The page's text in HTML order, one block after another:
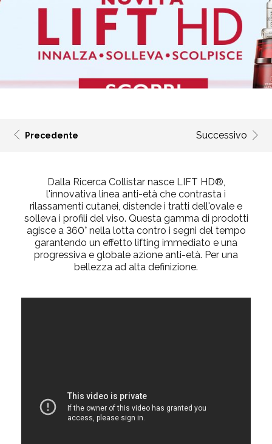
Precedente Successivo
Dalla Ricerca Collistar nasce LIFT HD®,
l'innovativa linea anti-età che contrasta i
rilassamenti cutanei, distende i tratti dell'ovale e
solleva i profili del viso. Questa gamma di prodotti
agisce a 360° nella lotta contro i segni del tempo
garantendo un effetto lifting immediato e una
progressiva e globale azione anti-età. Per una
bellezza ad alta definizione.